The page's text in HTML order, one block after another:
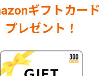
ギフトカード
プレゼント！